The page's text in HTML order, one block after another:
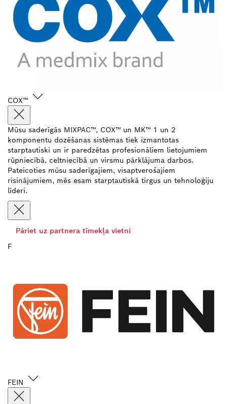
COX™
Mūsu saderīgās MIXPAC™, COX™ un MK™ 1 un 2
komponentu dozēšanas sistēmas tiek izmantotas
starptautiski un ir paredzētas profesionāliem lietojumiem
rūpniecībā, celtniecībā un virsmu pārklājuma darbos.
Pateicoties mūsu saderīgajiem, visaptverošajiem
risinājumiem, mēs esam starptautiskā tirgus un tehnoloģiju
līderi.
Pāriet uz partnera tīmekļa vietni
F
FEIN